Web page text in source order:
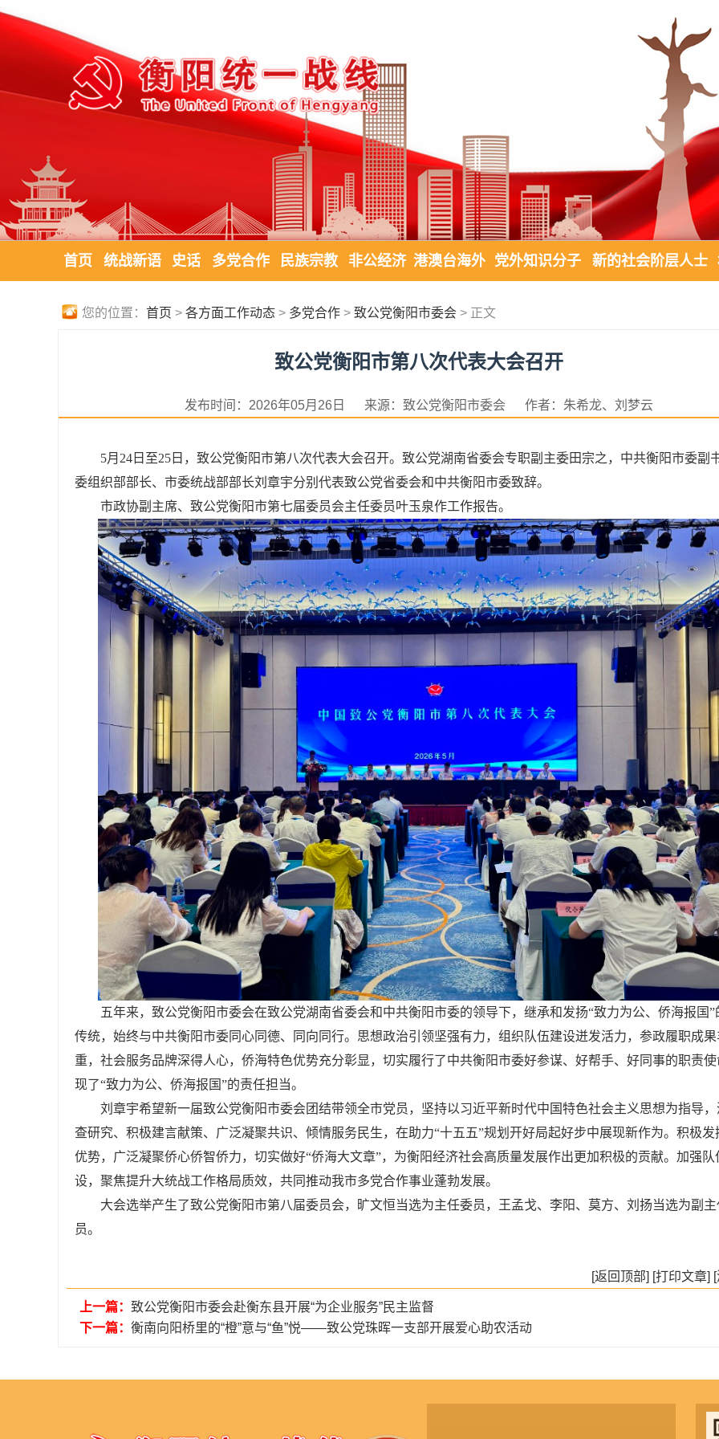
首页 统战新语 史话 多党合作 民族宗教 非公经济 港澳台海外 党外知识分子 新的社会阶层人士
您的位置： 首页 > 各方面工作动态 > 多党合作 > 致公党衡阳市委会 > 正文
致公党衡阳市第八次代表大会召开
发布时间：2026年05月26日 来源：致公党衡阳市委会 作者：朱希龙、刘梦云
5月24日至25日，致公党衡阳市第八次代表大会召开。致公党湖南省委会专职副主委田宗之，中共衡阳市委副
委组织部部长、市委统战部部长刘章宇分别代表致公党省委会和中共衡阳市委致辞。
市政协副主席、致公党衡阳市第七届委员会主任委员叶玉泉作工作报告。
五年来，致公党衡阳市委会在致公党湖南省委会和中共衡阳市委的领导下，继承和发扬“致力为公、侨海报国”
传统，始终与中共衡阳市委同心同德、同向同行。思想政治引领坚强有力，组织队伍建设迸发活力，参政履职成
重，社会服务品牌深得人心，侨海特色优势充分彰显，切实履行了中共衡阳市委好参谋、好帮手、好同事的职责
现了“致力为公、侨海报国”的责任担当。
刘章宇希望新一届致公党衡阳市委会团结带领全市党员，坚持以习近平新时代中国特色社会主义思想为指导
查研究、积极建言献策、广泛凝聚共识、倾情服务民生，在助力“十五五”规划开好局起好步中展现新作为。积极发
优势，广泛凝聚侨心侨智侨力，切实做好“侨海大文章”，为衡阳经济社会高质量发展作出更加积极的贡献。加强队
设，聚焦提升大统战工作格局质效，共同推动我市多党合作事业蓬勃发展。
大会选举产生了致公党衡阳市第八届委员会，旷文恒当选为主任委员，王孟戈、李阳、莫方、刘扬当选为副
员。
[返回顶部] [打印文章]
上一篇： 致公党衡阳市委会赴衡东县开展“为企业服务”民主监督
下一篇： 衡南向阳桥里的“橙”意与“鱼”悦——致公党珠晖一支部开展爱心助农活动